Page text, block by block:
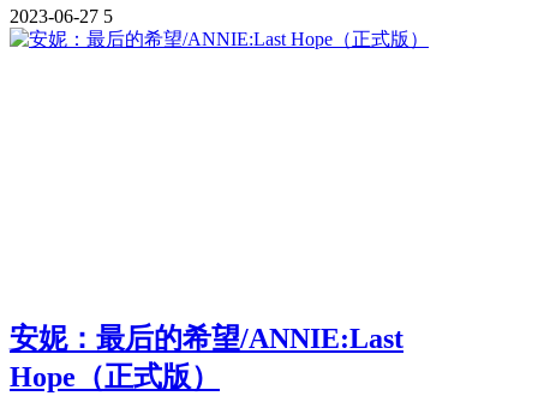
2023-06-27 5
安妮：最后的希望/ANNIE:Last
Hope（正式版）